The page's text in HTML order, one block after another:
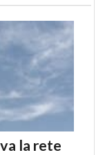
la rete